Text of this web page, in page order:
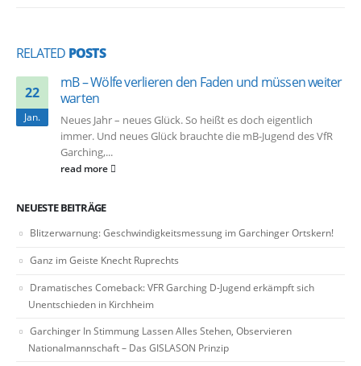
RELATED POSTS
22
Jan.
mB – Wölfe verlieren den Faden und müssen weiter
warten
Neues Jahr – neues Glück. So heißt es doch eigentlich
immer. Und neues Glück brauchte die mB-Jugend des VfR
Garching,...
read more
NEUESTE BEITRÄGE
Blitzerwarnung: Geschwindigkeitsmessung im Garchinger Ortskern!
Ganz im Geiste Knecht Ruprechts
Dramatisches Comeback: VFR Garching D-Jugend erkämpft sich
Unentschieden in Kirchheim
Garchinger In Stimmung Lassen Alles Stehen, Observieren
Nationalmannschaft – Das GISLASON Prinzip